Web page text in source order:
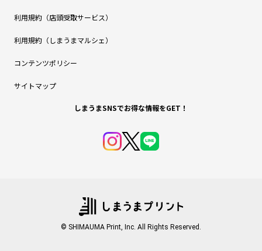
利用規約（店頭受取サービス）
利用規約（しまうまマルシェ）
コンテンツポリシー
サイトマップ
しまうまSNSでお得な情報をGET！
© SHIMAUMA Print, Inc. All Rights Reserved.